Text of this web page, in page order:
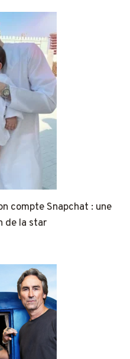
compte Snapchat : une
de la star